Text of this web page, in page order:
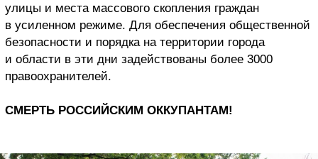
улицы и места массового скопления граждан
в усиленном режиме. Для обеспечения общественной
безопасности и порядка на территории города
и области в эти дни задействованы более 3000
правоохранителей.
СМЕРТЬ РОССИЙСКИМ ОККУПАНТАМ!